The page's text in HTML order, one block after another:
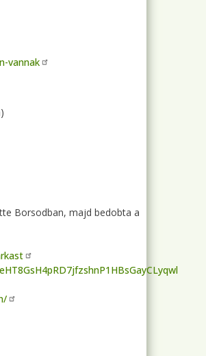
vannak
Borsodban, majd bedobta a